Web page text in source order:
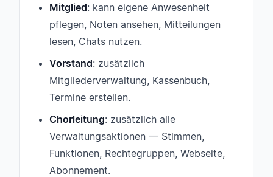
Mitglied: kann eigene Anwesenheit
pflegen, Noten ansehen, Mitteilungen
lesen, Chats nutzen.
Vorstand: zusätzlich
Mitgliederverwaltung, Kassenbuch,
Termine erstellen.
Chorleitung: zusätzlich alle
Verwaltungsaktionen — Stimmen,
Funktionen, Rechtegruppen, Webseite,
Abonnement.